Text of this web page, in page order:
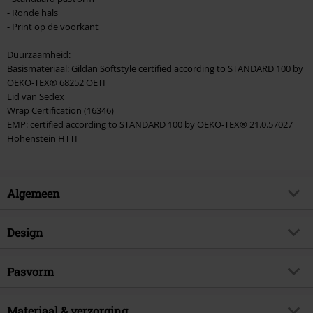
- Ronde hals
- Print op de voorkant
Duurzaamheid:
Basismateriaal: Gildan Softstyle certified according to STANDARD 100 by
OEKO-TEX® 68252 OETI
Lid van Sedex
Wrap Certification (16346)
EMP: certified according to STANDARD 100 by OEKO-TEX® 21.0.57027
Hohenstein HTTI
Algemeen
Artikelnr.
Artikelonderwerp
Fan merch, Marvel, Disney, Film,
Licentie
Design
Producttype
Bedrukt
Pasvorm
Pasvorm/Tops